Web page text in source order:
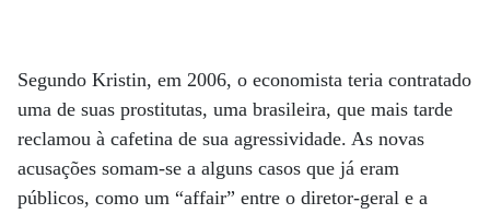
Segundo Kristin, em 2006, o economista teria contratado
uma de suas prostitutas, uma brasileira, que mais tarde
reclamou à cafetina de sua agressividade. As novas
acusações somam-se a alguns casos que já eram
públicos, como um “affair” entre o diretor-geral e a